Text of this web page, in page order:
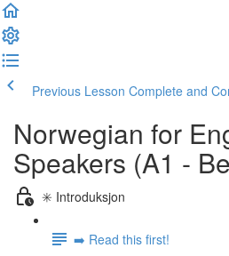
Previous Lesson Complete and
Norwegian for
Speakers (A1 -
✳️ Introduksjon
➡️ Read this first!